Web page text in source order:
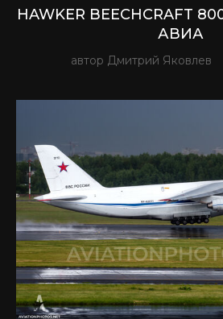
HAWKER BEECHCRAFT
АВИА
автор Дмитрий Яковлев